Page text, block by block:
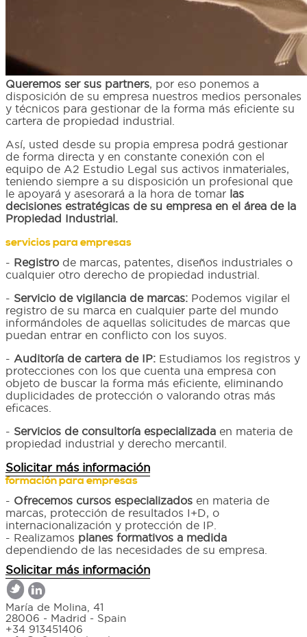
Queremos ser sus partners, por eso ponemos a
disposición de su empresa nuestros medios personales
y técnicos para gestionar de la forma más eficiente su
cartera de propiedad industrial.
Así, usted desde su propia empresa podrá gestionar
de forma directa y en constante conexión con el
equipo de A2 Estudio Legal sus activos inmateriales,
teniendo siempre a su disposición un profesional que
le apoyará y asesorará a la hora de tomar las
decisiones estratégicas de su empresa en el área de la
Propiedad Industrial.
servicios para empresas
- Registro de marcas, patentes, diseños industriales o
cualquier otro derecho de propiedad industrial.
- Servicio de vigilancia de marcas: Podemos vigilar el
registro de su marca en cualquier parte del mundo
informándoles de aquellas solicitudes de marcas que
puedan entrar en conflicto con los suyos.
- Auditoría de cartera de IP: Estudiamos los registros y
protecciones con los que cuenta una empresa con
objeto de buscar la forma más eficiente, eliminando
duplicidades de protección o valorando otras más
eficaces.
- Servicios de consultoría especializada en materia de
propiedad industrial y derecho mercantil.
Solicitar más información
formación para empresas
- Ofrecemos cursos especializados en materia de
marcas, protección de resultados I+D, o
internacionalización y protección de IP.
- Realizamos planes formativos a medida
dependiendo de las necesidades de su empresa.
Solicitar más información
María de Molina, 41
28006 - Madrid - Spain
+34 913451406